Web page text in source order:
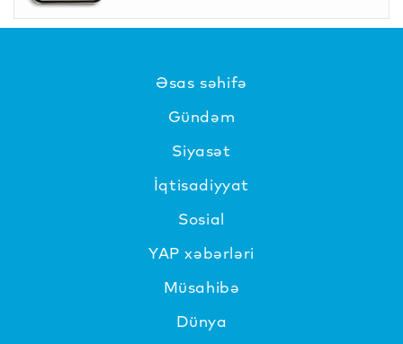
Əsas səhifə
Gündəm
Siyasət
İqtisadiyyat
Sosial
YAP xəbərləri
Müsahibə
Dünya